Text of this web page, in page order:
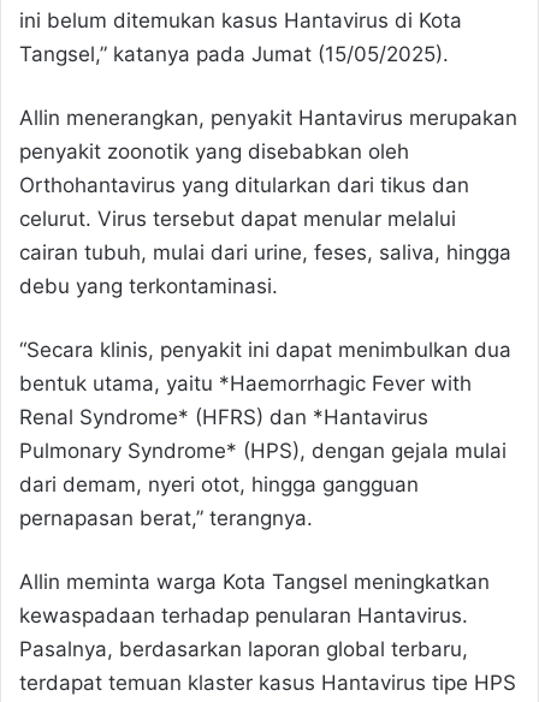
ini belum ditemukan kasus Hantavirus di Kota
Tangsel,” katanya pada Jumat (15/05/2025).
Allin menerangkan, penyakit Hantavirus merupakan
penyakit zoonotik yang disebabkan oleh
Orthohantavirus yang ditularkan dari tikus dan
celurut. Virus tersebut dapat menular melalui
cairan tubuh, mulai dari urine, feses, saliva, hingga
debu yang terkontaminasi.
“Secara klinis, penyakit ini dapat menimbulkan dua
bentuk utama, yaitu *Haemorrhagic Fever with
Renal Syndrome* (HFRS) dan *Hantavirus
Pulmonary Syndrome* (HPS), dengan gejala mulai
dari demam, nyeri otot, hingga gangguan
pernapasan berat,” terangnya.
Allin meminta warga Kota Tangsel meningkatkan
kewaspadaan terhadap penularan Hantavirus.
Pasalnya, berdasarkan laporan global terbaru,
terdapat temuan klaster kasus Hantavirus tipe HPS